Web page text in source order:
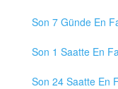
Son 7 Günde En
Son 1 Saatte En
Son 24 Saatte En